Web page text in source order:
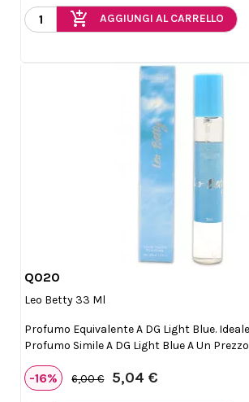
add_shopping_cart AGGIUNGI AL CARRELLO
Q020
Leo Betty 33 Ml
Profumo Equivalente A DG Light Blue.
Profumo Simile A DG Light Blue A Un
-16% 6,00 € 5,04 €